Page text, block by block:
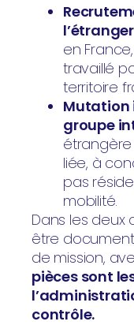
Recrutement direct depuis
l’étranger
en
travaillé
territoire
Mutation interne au sein d’un
groupe
liée, à
pas
mobilité.
Dans les deux
être
de mission,
pièces sont
contrôle.